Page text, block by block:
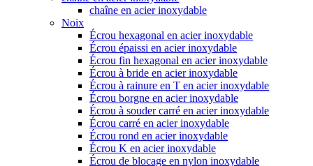
chaîne en acier inoxydable
Noix
Écrou hexagonal en acier inoxydable
Écrou épaissi en acier inoxydable
Écrou fin hexagonal en acier inoxydable
Écrou à bride en acier inoxydable
Écrou à rainure en T en acier inoxydable
Écrou borgne en acier inoxydable
Écrou à souder carré en acier inoxydable
Écrou carré en acier inoxydable
Écrou rond en acier inoxydable
Écrou K en acier inoxydable
Écrou de blocage en nylon inoxydable